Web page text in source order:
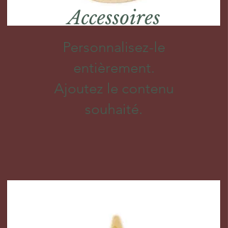
Accessoires
Personnalisez-le
entièrement.
Ajoutez le contenu
souhaité.